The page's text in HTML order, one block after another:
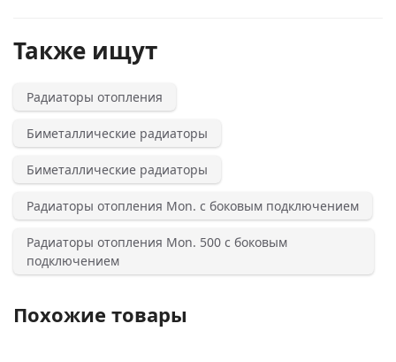
Также ищут
Радиаторы отопления
Биметаллические радиаторы
Биметаллические радиаторы
Радиаторы отопления Mon. с боковым подключением
Радиаторы отопления Mon. 500 с боковым
подключением
Похожие товары